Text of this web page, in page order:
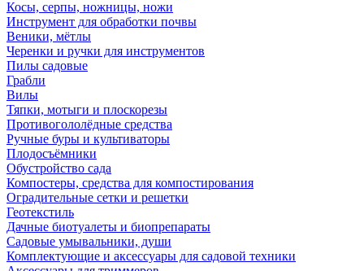
Косы, серпы, ножницы, ножи
Инструмент для обработки почвы
Веники, мётлы
Черенки и ручки для инструментов
Пилы садовые
Грабли
Вилы
Тяпки, мотыги и плоскорезы
Противогололёдные средства
Ручные буры и культиваторы
Плодосъёмники
Обустройство сада
Компостеры, средства для компостирования
Оградительные сетки и решетки
Геотекстиль
Дачные биотуалеты и биопрепараты
Садовые умывальники, души
Комплектующие и аксессуары для садовой техники